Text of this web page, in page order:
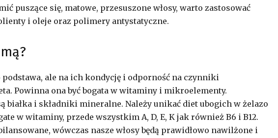
puszące się, matowe, przesuszone włosy, warto zastosować
i oleje oraz polimery antystatyczne.
podstawa, ale na ich kondycję i odporność na czynniki
Powinna ona być bogata w witaminy i mikroelementy.
białka i składniki mineralne. Należy unikać diet ubogich w żelazo
w witaminy, przede wszystkim A, D, E, K jak również B6 i B12.
wówczas nasze włosy będą prawidłowo nawilżone i